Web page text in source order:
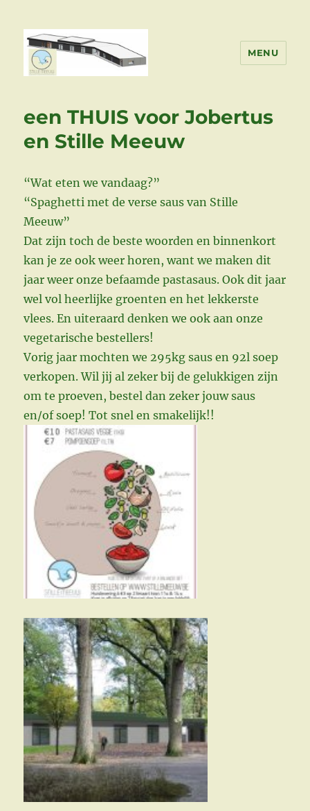
MENU
een THUIS voor Jobertus
en Stille Meeuw
“Wat eten we vandaag?”
“Spaghetti met de verse saus van Stille
Meeuw”
Dat zijn toch de beste woorden en binnenkort
kan je ze ook weer horen, want we maken dit
jaar weer onze befaamde pastasaus. Ook dit jaar
wel vol heerlijke groenten en het lekkerste
vlees. En uiteraard denken we ook aan onze
vegetarische bestellers!
Vorig jaar mochten we 295kg saus en 92l soep
verkopen. Wil jij al zeker bij de gelukkigen zijn
om te proeven, bestel dan zeker jouw saus
en/of soep! Tot snel en smakelijk!!